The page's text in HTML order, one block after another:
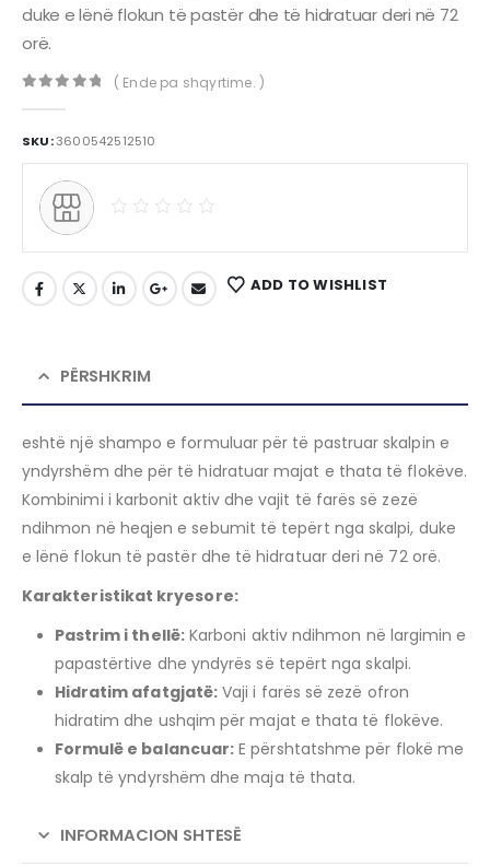
duke e lënë flokun të pastër dhe të hidratuar deri në 72
orë.
( Ende pa shqyrtime. )
SKU:3600542512510
ADD TO WISHLIST
PËRSHKRIM
eshtë një shampo e formuluar për të pastruar skalpin e
yndyrshëm dhe për të hidratuar majat e thata të flokëve.
Kombinimi i karbonit aktiv dhe vajit të farës së zezë
ndihmon në heqjen e sebumit të tepërt nga skalpi, duke
e lënë flokun të pastër dhe të hidratuar deri në 72 orë.
Karakteristikat kryesore:
Pastrim i thellë: Karboni aktiv ndihmon në largimin e
papastërtive dhe yndyrës së tepërt nga skalpi.
Hidratim afatgjatë: Vaji i farës së zezë ofron
hidratim dhe ushqim për majat e thata të flokëve.
Formulë e balancuar: E përshtatshme për flokë me
skalp të yndyrshëm dhe maja të thata.
INFORMACION SHTESË